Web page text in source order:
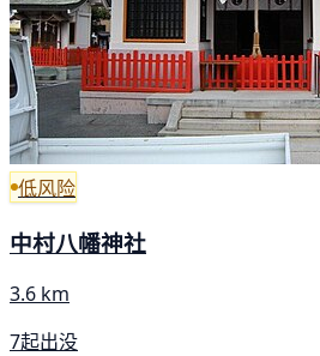
低风险
中村八幡神社
3.6 km
7起出没